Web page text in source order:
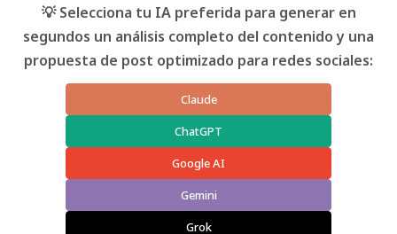
💡 Selecciona tu IA preferida para generar en
segundos un análisis completo del contenido y una
propuesta de post optimizado para redes sociales:
Claude
ChatGPT
Google AI
Gemini
Grok